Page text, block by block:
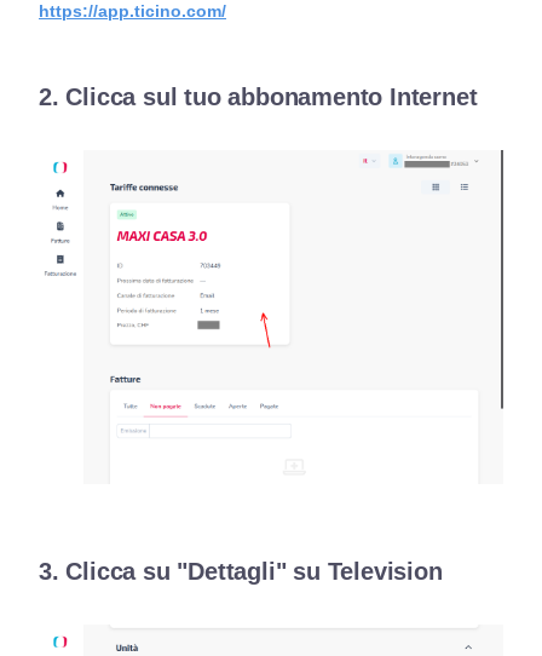
https://app.ticino.com/
2. Clicca sul tuo abbonamento Internet
3. Clicca su "Dettagli" su Television